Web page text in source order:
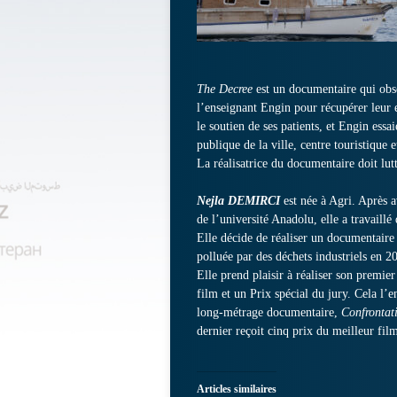
The Decree est un documentaire qui
l’enseignant Engin pour récupérer
le soutien de ses patients, et Engin
publique de la ville, centre touristique
La réalisatrice du documentaire doit
Nejla DEMIRCI est née à Agri. Après
de l’université Anadolu, elle a travaillé
Elle décide de réaliser un
polluée par des déchets industriels en
Elle prend plaisir à réaliser son
film et un Prix spécial du jury. Cela
long-métrage documentaire,
dernier reçoit cinq prix du meilleur
Articles similaires